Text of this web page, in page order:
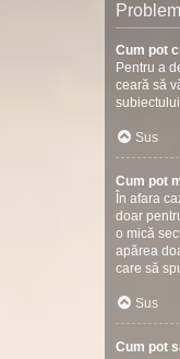
Cum pot
Pentru a
ceară să
Sus
Cum pot
În afara
doar
o mică
apărea
care să
Sus
Cum pot